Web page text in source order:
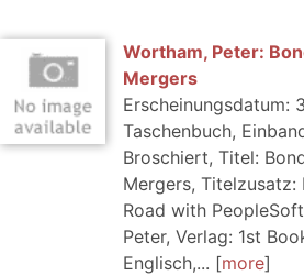
Wortham, Peter:
Mergers
Erscheinungsdatum:
Taschenbuch,
Broschiert, Titel:
Mergers, Titelzusatz:
Road with
Peter, Verlag: 1st
Englisch,...
more